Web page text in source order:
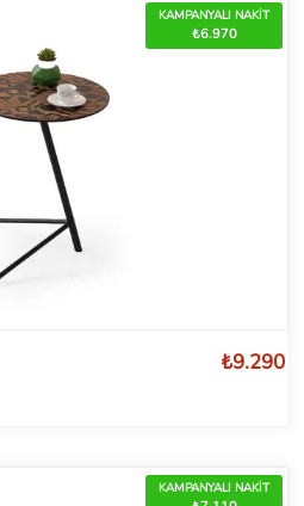
KAMPANYALI NAKİT
₺6.970
₺9.290
KAMPANYALI NAKİT